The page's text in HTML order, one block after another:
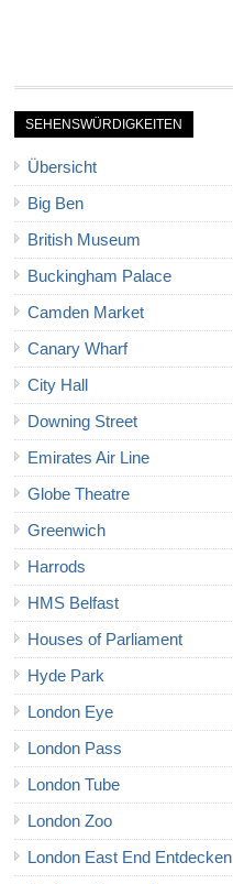
SEHENSWÜRDIGKEITEN
Übersicht
Big Ben
British Museum
Buckingham Palace
Camden Market
Canary Wharf
City Hall
Downing Street
Emirates Air Line
Globe Theatre
Greenwich
Harrods
HMS Belfast
Houses of Parliament
Hyde Park
London Eye
London Pass
London Tube
London Zoo
London East End Entdecken